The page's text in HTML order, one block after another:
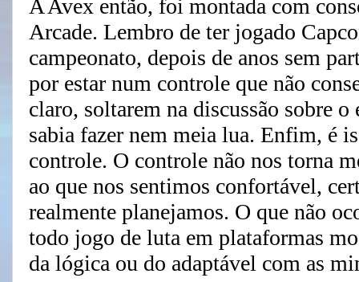
A Avex então, foi montada com
Arcade. Lembro de ter jogado
campeonato, depois de anos sem
por estar num controle que não
claro, soltarem na discussão sobre
sabia fazer nem meia lua. Enfim, é
controle. O controle não nos torna
ao que nos sentimos confortável,
realmente planejamos. O que não
todo jogo de luta em plataformas
da lógica ou do adaptável com as